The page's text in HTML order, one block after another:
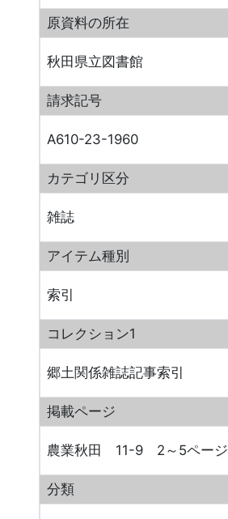
原資料の所在
秋田県立図書館
請求記号
A610-23-1960
カテゴリ区分
雑誌
アイテム種別
索引
コレクション1
郷土関係雑誌記事索引
掲載ページ
農業秋田 11-9 2～5ページ
分類